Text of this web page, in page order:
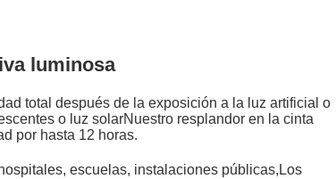
luminosa
total después de la exposición a la luz artificial o
o luz solarNuestro resplandor en la cinta
por hasta 12 horas.
escuelas, instalaciones públicas,Los